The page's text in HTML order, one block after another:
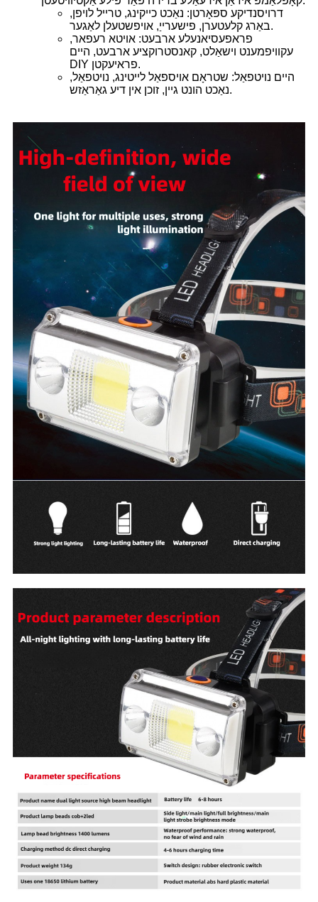
דרויסנדיקע ספּאָרטן: נאַכט כייקינג, טרייל לויפן,
באַרג קלעטערן, פישערייַ, אויפשטעלן לאַגער.
פראפעסיאנעלע ארבעט: אויטא רעפאר,
עקוויפמענט וישאַלט, קאנסטרוקציע ארבעט, היים
DIY פראיעקטן.
היים נויטפאַל: שטראָם אויספאַל לייטינג, נויטפאַל,
נאַכט הונט גיין, זוכן אין דיע גאַראַזש.